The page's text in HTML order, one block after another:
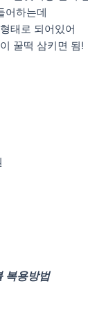
어하는데
태로 되어있어
꿀떡 삼키면 됨!
복용방법